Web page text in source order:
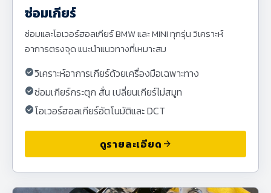
ซ่อมเกียร์
ซ่อมและโอเวอร์ฮอลเกียร์ BMW และ MINI ทุกรุ่น วิเคราะห์
อาการตรงจุด แนะนำแนวทางที่เหมาะสม
check_circleวิเคราะห์อาการเกียร์ด้วยเครื่องมือเฉพาะทาง
check_circleซ่อมเกียร์กระตุก สั่น เปลี่ยนเกียร์ไม่สมูท
check_circleโอเวอร์ฮอลเกียร์อัตโนมัติและ DCT
ดูรายละเอียด arrow_forward